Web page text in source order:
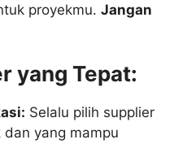
proyekmu.Jangan
yang Tepat:
Selalu pilih supplier
dan yang mampu